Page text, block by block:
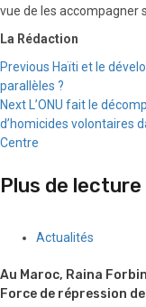
vue de les accompagner
La Rédaction
Continue
Reading
Previous Haïti et le
parallèles ?
Next L’ONU fait le
d’homicides volontaires
Centre
Plus de lecture
Actualités
Au Maroc, Raina
Force de répression